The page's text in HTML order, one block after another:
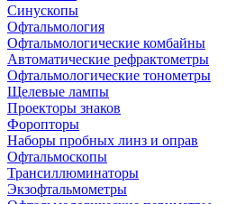
Синускопы
Офтальмология
Офтальмологические комбайны
Автоматические рефрактометры
Офтальмологические тонометры
Щелевые лампы
Проекторы знаков
Форопторы
Наборы пробных линз и оправ
Офтальмоскопы
Трансиллюминаторы
Экзофтальмометры